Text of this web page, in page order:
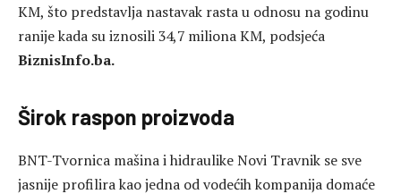
KM, što predstavlja nastavak rasta u odnosu na godinu
ranije kada su iznosili 34,7 miliona KM, podsjeća
BiznisInfo.ba.
Širok raspon proizvoda
BNT-Tvornica mašina i hidraulike Novi Travnik se sve
jasnije profilira kao jedna od vodećih kompanija domaće